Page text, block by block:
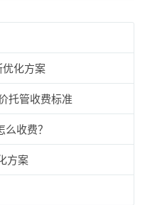
优化方案
托管收费标准
收费？
方案